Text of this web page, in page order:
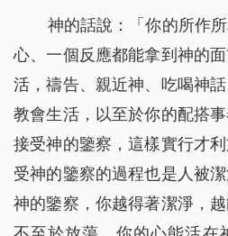
神的話說：「你的所作
心、一個反應都能拿到神的
活，禱告、親近神、吃喝神
教會生活，以至於你的配搭
接受神的鑒察，這樣實行才
受神的鑒察的過程也是人被
神的鑒察，你越得著潔淨，